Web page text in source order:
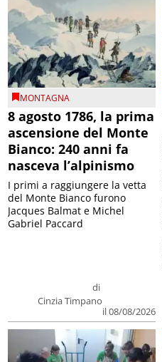
MONTAGNA
8 agosto 1786, la prima
ascensione del Monte
Bianco: 240 anni fa
nasceva l’alpinismo
di
Cinzia Timpano
il 08/08/2026
I primi a raggiungere la vetta
del Monte Bianco furono
Jacques Balmat e Michel
Gabriel Paccard